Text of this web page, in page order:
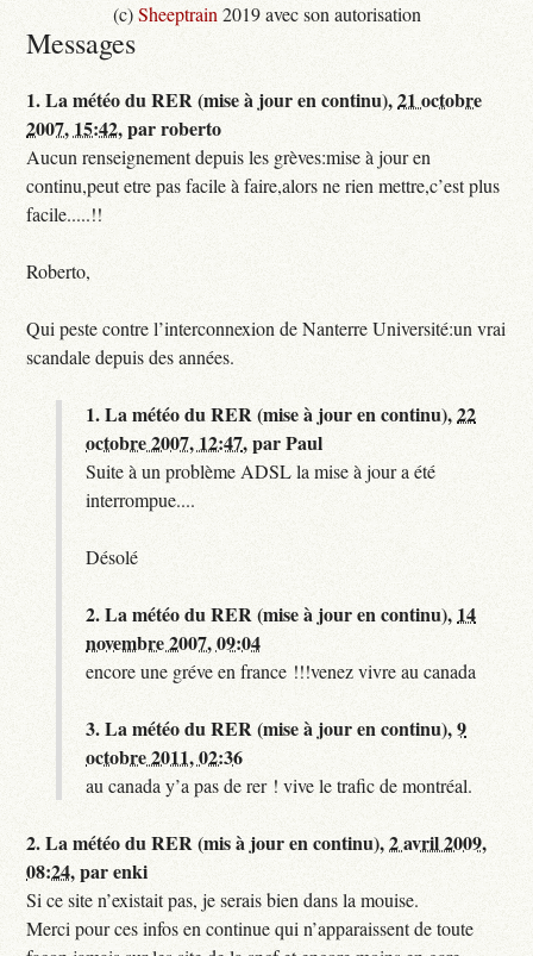
(c)Sheeptrain 2019 avec son autorisation
Messages
1.La météo du RER (mise à jour en continu),21 octobre
2007, 15:42,parroberto
Aucun renseignement depuis les grèves:mise à jour en
continu,peut etre pas facile à faire,alors ne rien mettre,c’est plus
facile.....!!
Roberto,
Qui peste contre l’interconnexion de Nanterre Université:un vrai
scandale depuis des années.
1.La météo du RER (mise à jour en continu),22
octobre 2007, 12:47,parPaul
Suite à un problème ADSL la mise à jour a été
interrompue....
Désolé
2.La météo du RER (mise à jour en continu), 14
novembre 2007, 09:04
encore une gréve en france !!!venez vivre au canada
3.La météo du RER (mise à jour en continu),9
octobre 2011, 02:36
au canada y’a pas de rer ! vive le trafic de montréal.
2.La météo du RER (mis à jour en continu),2 avril 2009,
08:24,parenki
Si ce site n’existait pas, je serais bien dans la mouise.
Merci pour ces infos en continue qui n’apparaissent de toute